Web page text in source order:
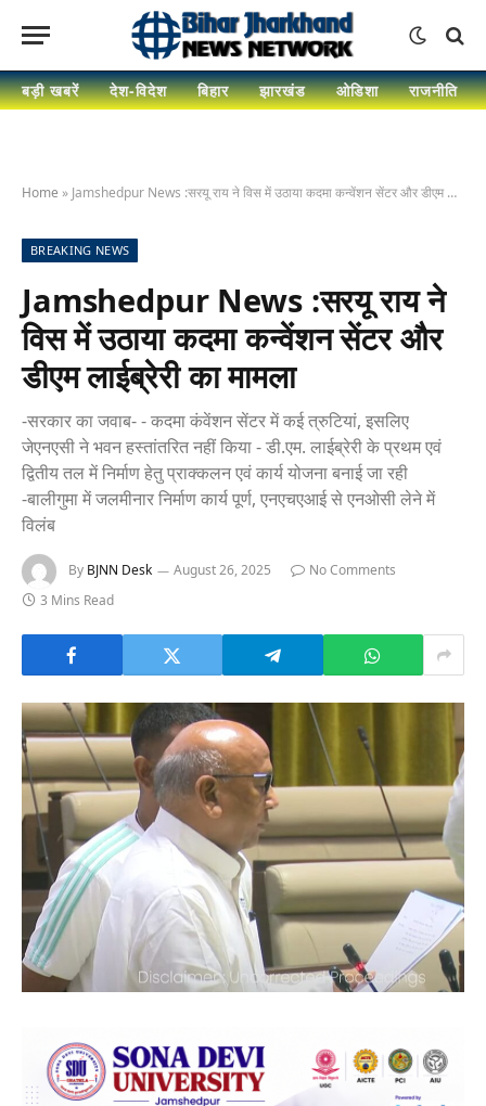
बड़ी खबरें देश-विदेश बिहार झारखंड ओडिशा राजनीति
Home » Jamshedpur News :सरयू राय ने विस में उठाया कदमा कन्वेंशन सेंटर और डीएम लाईब्रेरी का मामला
BREAKING NEWS
Jamshedpur News :सरयू राय ने
विस में उठाया कदमा कन्वेंशन सेंटर और
डीएम लाईब्रेरी का मामला
-सरकार का जवाब- - कदमा कंवेंशन सेंटर में कई त्रुटियां, इसलिए
जेएनएसी ने भवन हस्तांतरित नहीं किया - डी.एम. लाईब्रेरी के प्रथम एवं
द्वितीय तल में निर्माण हेतु प्राक्कलन एवं कार्य योजना बनाई जा रही
-बालीगुमा में जलमीनार निर्माण कार्य पूर्ण, एनएचएआई से एनओसी लेने में
विलंब
By BJNN Desk August 26, 2025
No Comments
3 Mins Read